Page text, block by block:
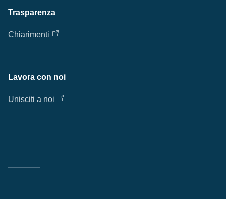
Trasparenza
Chiarimenti
Lavora con noi
Unisciti a noi